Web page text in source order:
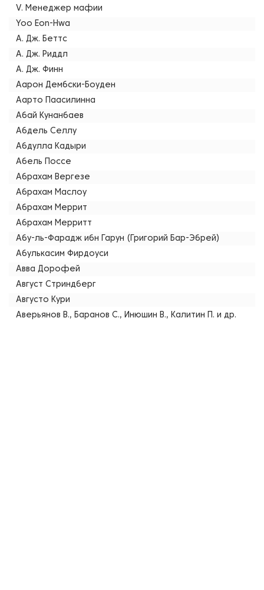
V. Менеджер мафии
Yoo Eon-Hwa
А. Дж. Беттс
А. Дж. Риддл
А. Дж. Финн
Аарон Дембски-Боуден
Аарто Паасилинна
Абай Кунанбаев
Абдель Селлу
Абдулла Кадыри
Абель Поссе
Абрахам Вергезе
Абрахам Маслоу
Абрахам Меррит
Абрахам Мерритт
Абу-ль-Фарадж ибн Гарун (Григорий Бар-Эбрей)
Абулькасим Фирдоуси
Авва Дорофей
Август Стриндберг
Августо Кури
Аверьянов В., Баранов С., Инюшин В., Калитин П. и др.